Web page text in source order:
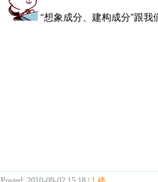
“想象成分、建构成分”跟